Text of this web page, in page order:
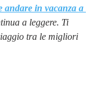
andare in vacanza a
a leggere. Ti
tra le migliori